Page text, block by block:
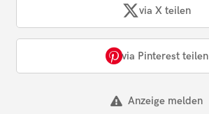
via X teilen
via Pinterest teilen
Anzeige melden